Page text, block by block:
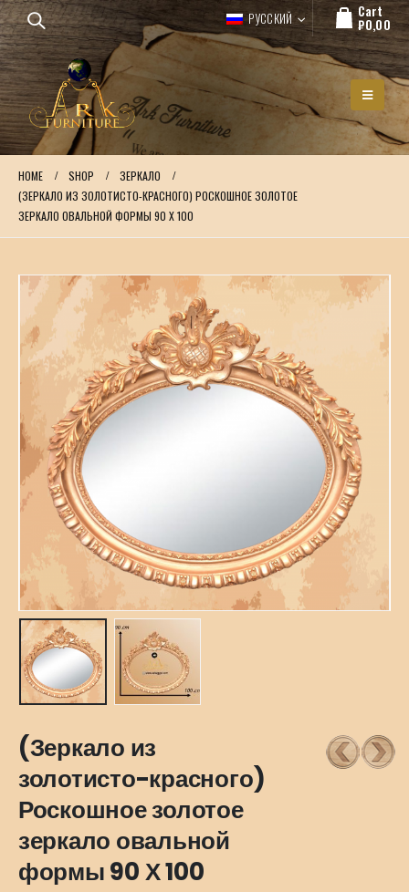
РУССКИЙ Cart
₽0,00
HOME SHOP
ЗЕРКАЛО
(ЗЕРКАЛО ИЗ ЗОЛОТИСТО-КРАСНОГО) РОСКОШНОЕ ЗОЛОТОЕ
ЗЕРКАЛО ОВАЛЬНОЙ ФОРМЫ 90 Х 100
(Зеркало из
золотисто-красного)
Роскошное золотое
зеркало овальной
формы 90 Х 100